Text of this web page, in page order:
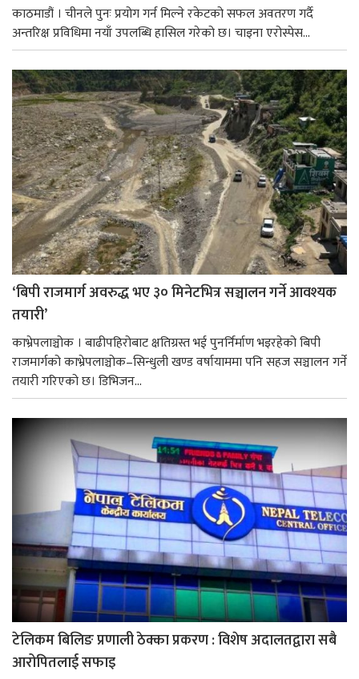
काठमाडौं । चीनले पुनः प्रयोग गर्न मिल्ने रकेटको सफल अवतरण गर्दै
अन्तरिक्ष प्रविधिमा नयाँ उपलब्धि हासिल गरेको छ। चाइना एरोस्पेस...
‘बिपी राजमार्ग अवरुद्ध भए ३० मिनेटभित्र सञ्चालन गर्ने आवश्यक
तयारी’
काभ्रेपलाञ्चोक । बाढीपहिरोबाट क्षतिग्रस्त भई पुनर्निर्माण भइरहेको बिपी
राजमार्गको काभ्रेपलाञ्चोक–सिन्धुली खण्ड वर्षायाममा पनि सहज सञ्चालन गर्ने
तयारी गरिएको छ। डिभिजन...
टेलिकम बिलिङ प्रणाली ठेक्का प्रकरण : विशेष अदालतद्वारा सबै
आरोपितलाई सफाइ